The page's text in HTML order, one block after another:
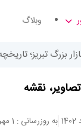
وبلاگ
بزرگ تبریز؛
نقشه
به روزرسانی : 1 مهر 1403